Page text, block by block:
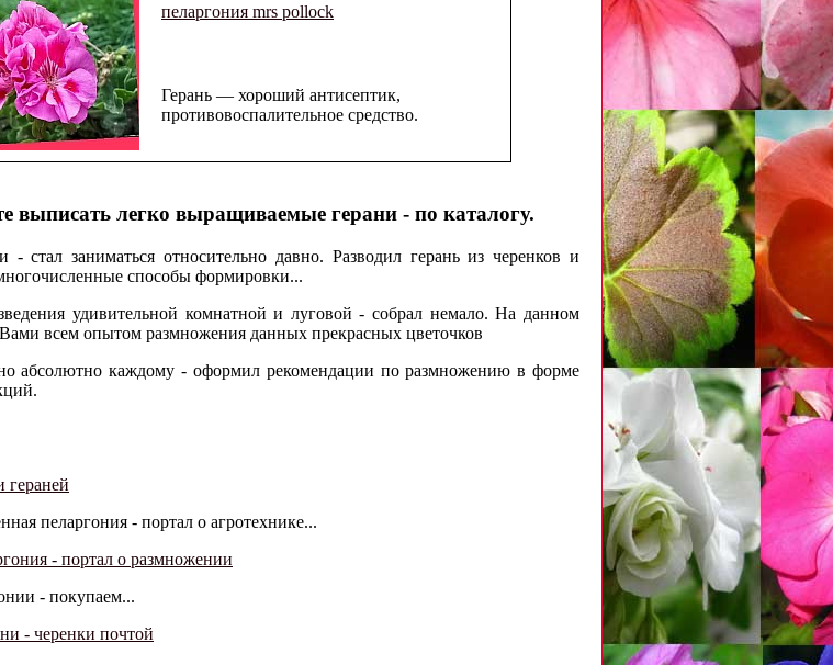
пеларгония mrs pollock
Герань — хороший антисептик,
противовоспалительное средство.
выписать легко выращиваемые герани - по каталогу.
- стал заниматься относительно давно. Разводил герань из черенков и
способы формировки...
удивительной комнатной и луговой - собрал немало. На данном
всем опытом размножения данных прекрасных цветочков
абсолютно каждому - оформил рекомендации по размножению в форме
гераней
пеларгония - портал о агротехнике...
- портал о размножении
- покупаем...
- черенки почтой